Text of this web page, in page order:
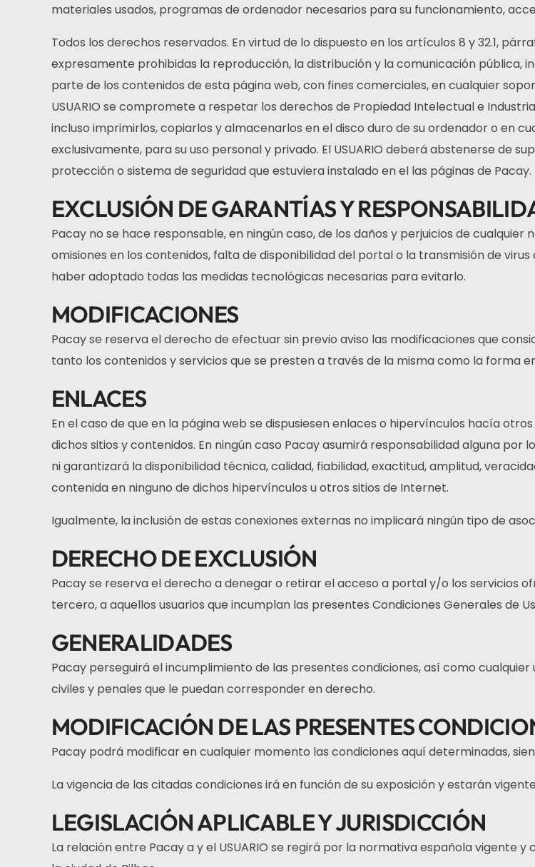
materiales usados, programas de ordenador necesarios para su funcionamiento,
Todos los derechos reservados. En virtud de lo dispuesto en los artículos 8 y 32.1,
expresamente prohibidas la reproducción, la distribución y la comunicación pública,
parte de los contenidos de esta página web, con fines comerciales, en cualquier
USUARIO se compromete a respetar los derechos de Propiedad Intelectual e
incluso imprimirlos, copiarlos y almacenarlos en el disco duro de su ordenador o en
exclusivamente, para su uso personal y privado. El USUARIO deberá abstenerse de
protección o sistema de seguridad que estuviera instalado en el las páginas de Pacay.
EXCLUSIÓN DE GARANTÍAS Y
Pacay no se hace responsable, en ningún caso, de los daños y perjuicios de
omisiones en los contenidos, falta de disponibilidad del portal o la transmisión de
haber adoptado todas las medidas tecnológicas necesarias para evitarlo.
MODIFICACIONES
Pacay se reserva el derecho de efectuar sin previo aviso las modificaciones que
tanto los contenidos y servicios que se presten a través de la misma como la forma
ENLACES
En el caso de que en la página web se dispusiesen enlaces o hipervínculos hacía
dichos sitios y contenidos. En ningún caso Pacay asumirá responsabilidad alguna
ni garantizará la disponibilidad técnica, calidad, fiabilidad, exactitud, amplitud,
contenida en ninguno de dichos hipervínculos u otros sitios de Internet.
Igualmente, la inclusión de estas conexiones externas no implicará ningún tipo de
DERECHO DE EXCLUSIÓN
Pacay se reserva el derecho a denegar o retirar el acceso a portal y/o los servicios
tercero, a aquellos usuarios que incumplan las presentes Condiciones Generales de
GENERALIDADES
Pacay perseguirá el incumplimiento de las presentes condiciones, así como
civiles y penales que le puedan corresponder en derecho.
MODIFICACIÓN DE LAS PRESENTES
Pacay podrá modificar en cualquier momento las condiciones aquí determinadas,
La vigencia de las citadas condiciones irá en función de su exposición y estarán
LEGISLACIÓN APLICABLE Y JURISDICCIÓN
La relación entre Pacay a y el USUARIO se regirá por la normativa española vigente